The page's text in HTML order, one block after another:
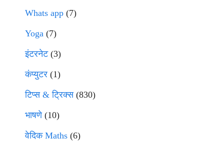
Whats app (7)
Yoga (7)
इंटरनेट(3)
कंप्युटर (1)
टिप्स & ट्रिक्स(830)
भाषणे(10)
वेदिक Maths (6)